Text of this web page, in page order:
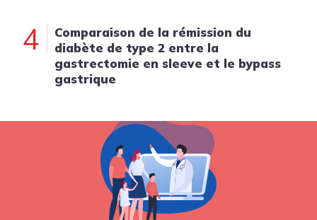
4
Comparaison de la rémission du
diabète de type 2 entre la
gastrectomie en sleeve et le bypass
gastrique